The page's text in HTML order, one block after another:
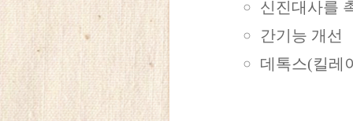
신진대사를
간기능 개선
데톡스(킬레